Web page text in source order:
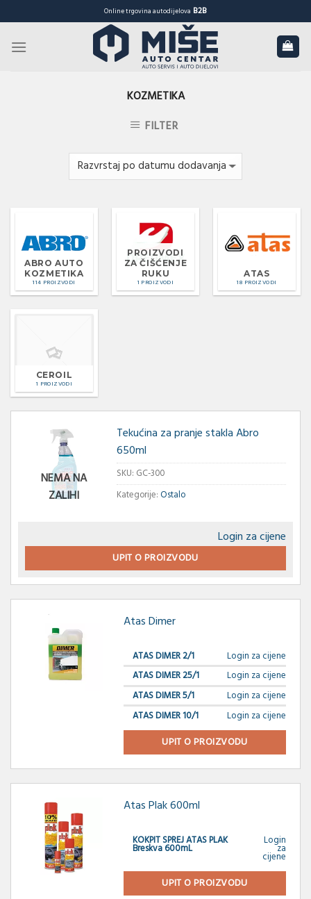
to
content
Online trgovina autodijelova B2B
KOZMETIKA
FILTER
ABRO AUTO
KOZMETIKA
114 PROIZVODI
PROIZVODI
ZA ČIŠĆENJE
RUKU
1 PROIZVODI
ATAS
18 PROIZVODI
CEROIL
1 PROIZVODI
NEMA NA
ZALIHI
Tekućina za pranje stakla Abro
650ml
SKU: GC-300
Kategorije: Ostalo
Login za cijene
UPIT O PROIZVODU
Atas Dimer
ATAS DIMER 2/1
Login za cijene
ATAS DIMER 25/1
Login za cijene
ATAS DIMER 5/1
Login za cijene
ATAS DIMER 10/1
Login za cijene
UPIT O PROIZVODU
Atas Plak 600ml
KOKPIT SPREJ ATAS PLAK
Breskva 600mL
Login
za
cijene
UPIT O PROIZVODU